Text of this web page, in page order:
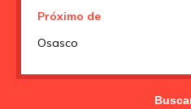
Próximo de